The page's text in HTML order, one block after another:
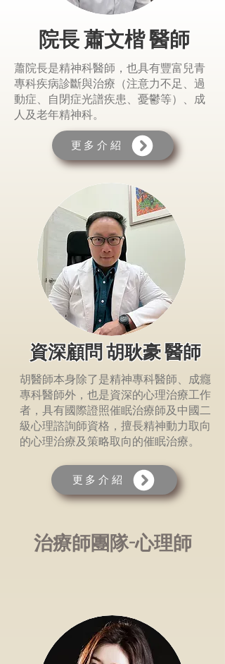
​院長 蕭文楷 醫師
蕭院長是精神科醫師，也具有豐富兒青
專科疾病診斷與治療（注意力不足、過
動症、自閉症光譜疾患、憂鬱等）、成
人及老年精神科。
更多介紹
資深顧問 胡耿豪 醫師
胡醫師本身除了是精神專科醫師、成癮
專科醫師外，也是資深的心理治療工作
者，具有國際證照催眠治療師及中國二
級心理諮詢師資格，擅長精神動力取向
的心理治療及策略取向的催眠治療。
更多介紹
​治療師團隊-心理師